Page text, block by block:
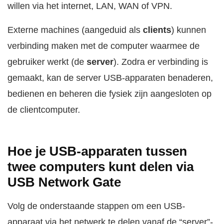
willen via het internet, LAN, WAN of VPN.
Externe machines (aangeduid als clients) kunnen
verbinding maken met de computer waarmee de
gebruiker werkt (de server). Zodra er verbinding is
gemaakt, kan de server USB-apparaten benaderen,
bedienen en beheren die fysiek zijn aangesloten op
de clientcomputer.
Hoe je USB-apparaten tussen
twee computers kunt delen via
USB Network Gate
Volg de onderstaande stappen om een USB-
apparaat via het netwerk te delen vanaf de “server”-